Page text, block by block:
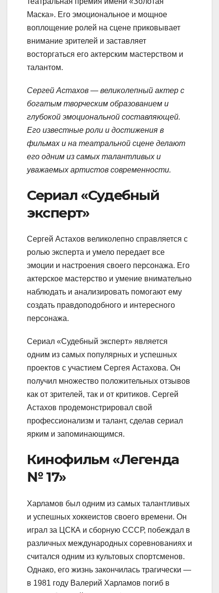
Маска». Его эмоциональное и мощное
воплощение ролей на сцене приковывает
внимание зрителей и заставляет
восторгаться его актерским мастерством и
талантом.
Сергей Астахов — великолепный актер с
богатым творческим образованием и
глубокой эмоциональной составляющей.
Его известные роли и достижения в
фильмах и на театральной сцене делают
его одним из самых талантливых и
уважаемых артистов современности.
Сериал «Судебный
эксперт»
Сергей Астахов великолепно справляется с
ролью эксперта и умело передает все
эмоции и настроения своего персонажа. Его
актерское мастерство и умение внимательно
наблюдать и анализировать помогают ему
создать правдоподобного и интересного
персонажа.
Сериал «Судебный эксперт» является
одним из самых популярных и успешных
проектов с участием Сергея Астахова. Он
получил множество положительных отзывов
как от зрителей, так и от критиков. Сергей
Астахов продемонстрировал свой
профессионализм и талант, сделав сериал
ярким и запоминающимся.
Кинофильм «Легенда
№ 17»
Харламов был одним из самых талантливых
и успешных хоккеистов своего времени. Он
играл за ЦСКА и сборную СССР, побеждал в
различных международных соревнованиях и
считался одним из культовых спортсменов.
Однако, его жизнь закончилась трагически —
в 1981 году Валерий Харламов погиб в